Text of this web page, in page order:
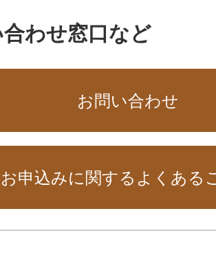
わせ窓口など
お問い合わせ
お申込みに関するよくある